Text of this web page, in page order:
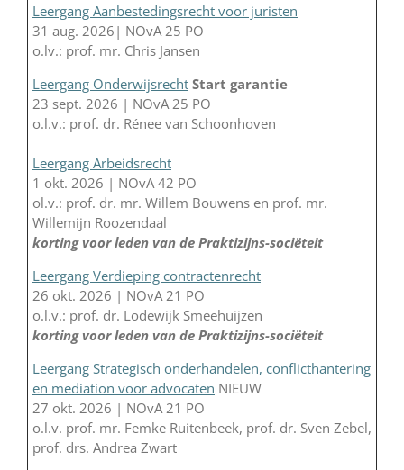
Leergang Aanbestedingsrecht voor juristen
31 aug. 2026| NOvA 25 PO
o.lv.: prof. mr. Chris Jansen
Leergang Onderwijsrecht Start garantie
23 sept. 2026 | NOvA 25 PO
o.l.v.: prof. dr. Rénee van Schoonhoven
Leergang Arbeidsrecht
1 okt. 2026 | NOvA 42 PO
ol.v.: prof. dr. mr. Willem Bouwens en prof. mr.
Willemijn Roozendaal
korting voor leden van de Praktizijns-sociëteit
Leergang Verdieping contractenrecht
26 okt. 2026 | NOvA 21 PO
o.l.v.: prof. dr. Lodewijk Smeehuijzen
korting voor leden van de Praktizijns-sociëteit
Leergang Strategisch onderhandelen, conflicthantering
en mediation voor advocaten NIEUW
27 okt. 2026 | NOvA 21 PO
o.l.v. prof. mr. Femke Ruitenbeek, prof. dr. Sven Zebel,
prof. drs. Andrea Zwart